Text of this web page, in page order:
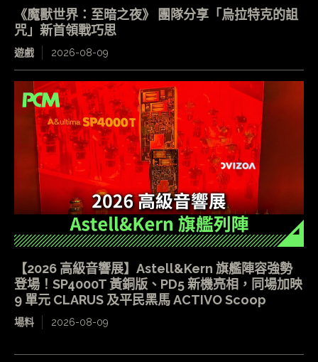
《魔獸世界：至暗之夜》 團隊分享「烏拉特克的詛
咒」新首領戰巧思
遊戲 2026-08-09
【2026 高級音響展】Astell&Kern 旗艦陣容強勢
登場！SP4000T 黃銅版、PD5 新機亮相，同場加映
9 單元 CLARUS 及平民黑馬 ACTIVO Scoop
場料 2026-08-09